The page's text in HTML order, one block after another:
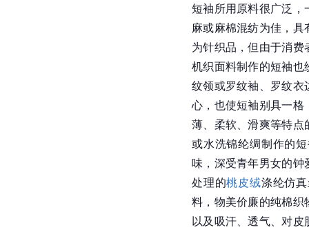
短袖所用原料很广泛
麻或麻棉混纺为佳，
为针织品，但由于消
机织面料制作的短袖也
纹领或罗纹袖、罗纹衣
心，也使短袖别具一格
薄、柔软、滑爽等特点
或水洗锦纶绸制作的
味，深受青年男女的钟
处理的桃皮绒涤纶仿
料，物美价廉的纯棉织
以及吸汗、透气、对